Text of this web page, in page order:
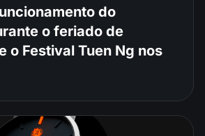
do
o feriado de
o Festival Tuen Ng nos